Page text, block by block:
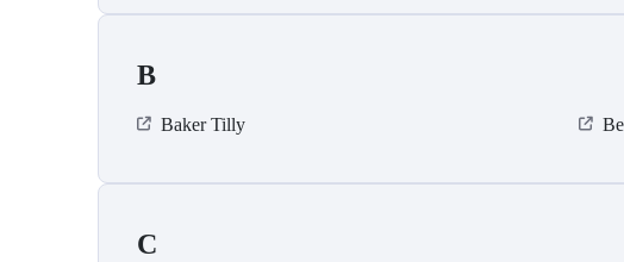
B
Baker Tilly
C